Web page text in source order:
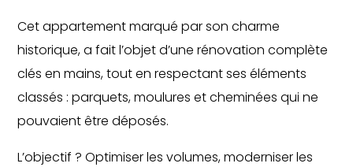
Cet appartement marqué par son charme
historique, a fait l’objet d’une rénovation complète
clés en mains, tout en respectant ses éléments
classés : parquets, moulures et cheminées qui ne
pouvaient être déposés.
L’objectif ? Optimiser les volumes, moderniser les